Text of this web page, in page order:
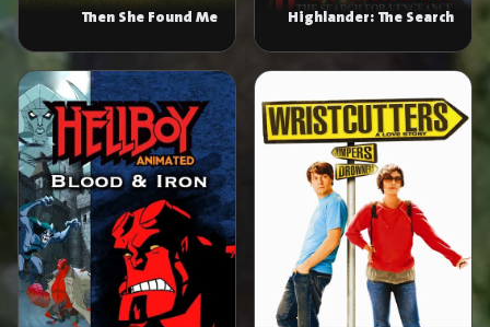
Highlander: The Search
Then She Found Me